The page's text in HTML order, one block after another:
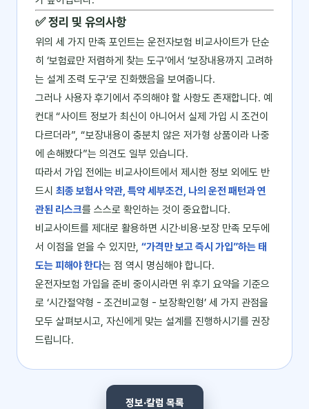
✅ 정리 및 유의사항
위의 세 가지 만족 포인트는 운전자보험 비교사이트가 단순
히 ‘보험료만 저렴하게 찾는 도구’에서 ‘보장내용까지 고려하
는 설계 조력 도구’로 진화했음을 보여줍니다.
그러나 사용자 후기에서 주의해야 할 사항도 존재합니다. 예
컨대 “사이트 정보가 최신이 아니어서 실제 가입 시 조건이
다르더라”, “보장내용이 충분치 않은 저가형 상품이라 나중
에 손해봤다”는 의견도 일부 있습니다.
따라서 가입 전에는 비교사이트에서 제시한 정보 외에도 반
드시 최종 보험사 약관, 특약 세부조건, 나의 운전 패턴과 연
관된 리스크를 스스로 확인하는 것이 중요합니다.
비교사이트를 제대로 활용하면 시간·비용·보장 만족 모두에
서 이점을 얻을 수 있지만, “가격만 보고 즉시 가입”하는 태
도는 피해야 한다는 점 역시 명심해야 합니다.
운전자보험 가입을 준비 중이시라면 위 후기 요약을 기준으
로 ‘시간절약형 - 조건비교형 - 보장확인형’ 세 가지 관점을
모두 살펴보시고, 자신에게 맞는 설계를 진행하시기를 권장
드립니다.
정보·칼럼 목록